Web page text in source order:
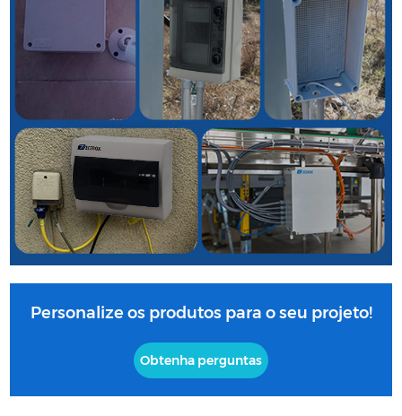
Personalize os produtos para o seu projeto!
Obtenha perguntas